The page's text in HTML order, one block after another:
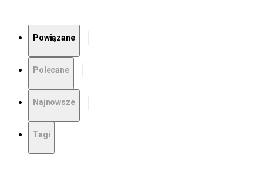
Powiązane
Polecane
Najnowsze
Tagi